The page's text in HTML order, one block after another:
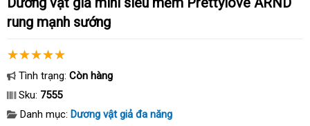
rung mạnh sướng
Tình trạng: Còn hàng
Sku: 7555
Danh mục: Dương vật giả đa năng